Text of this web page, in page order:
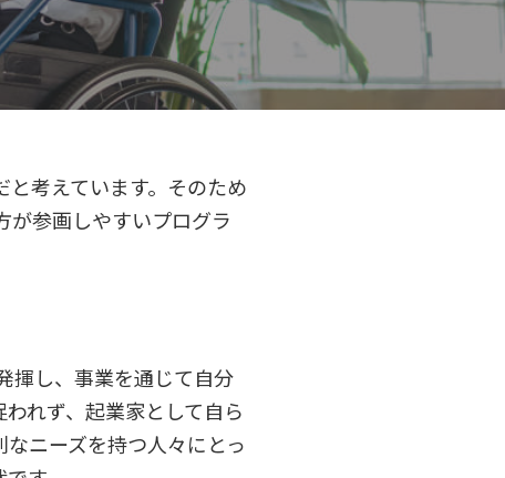
考えています。そのため
が参画しやすいプログラ
揮し、事業を通じて自分
れず、起業家として自ら
ニーズを持つ人々にとっ